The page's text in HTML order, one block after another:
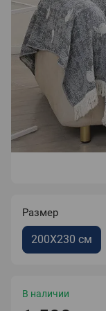
Размер
200X230 см
В наличии